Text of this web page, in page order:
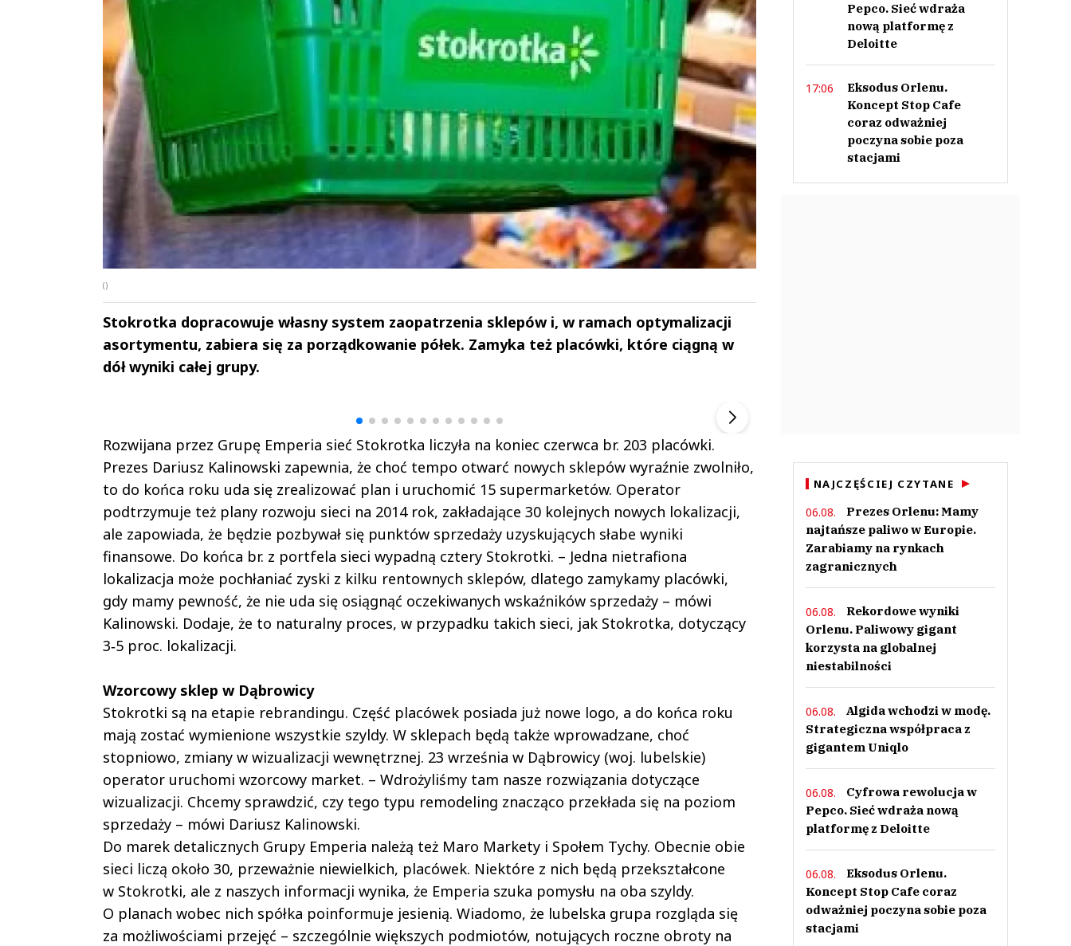
()
Stokrotka dopracowuje własny system zaopatrzenia sklepów i, w ramach optymalizacji
asortymentu, zabiera się za porządkowanie półek. Zamyka też placówki, które ciągną w
dół wyniki całej grupy.
Rozwijana przez Grupę Emperia sieć Stokrotka liczyła na koniec czerwca br. 203 placówki.
Prezes Dariusz Kalinowski zapewnia, że choć tempo otwarć nowych sklepów wyraźnie zwolniło,
to do końca roku uda się zrealizować plan i uruchomić 15 supermarketów. Operator
podtrzymuje też plany rozwoju sieci na 2014 rok, zakładające 30 kolejnych nowych lokalizacji,
ale zapowiada, że będzie pozbywał się punktów sprzedaży uzyskujących słabe wyniki
finansowe. Do końca br. z portfela sieci wypadną cztery Stokrotki. – Jedna nietrafiona
lokalizacja może pochłaniać zyski z kilku rentownych sklepów, dlatego zamykamy placówki,
gdy mamy pewność, że nie uda się osiągnąć oczekiwanych wskaźników sprzedaży – mówi
Kalinowski. Dodaje, że to naturalny proces, w przypadku takich sieci, jak Stokrotka, dotyczący
3­‑5 proc. lokalizacji.
Wzorcowy sklep w Dąbrowicy
Stokrotki są na etapie rebrandingu. Część placówek posiada już nowe logo, a do końca roku
mają zostać wymienione wszystkie szyldy. W sklepach będą także wprowadzane, choć
stopniowo, zmiany w wizualizacji wewnętrznej. 23 września w Dąbrowicy (woj. lubelskie)
operator uruchomi wzorcowy market. – Wdrożyliśmy tam nasze rozwiązania dotyczące
wizualizacji. Chcemy sprawdzić, czy tego typu remodeling znacząco przekłada się na poziom
sprzedaży – mówi Dariusz Kalinowski.
Do marek detalicznych Grupy Emperia należą też Maro Markety i Społem Tychy. Obecnie obie
sieci liczą około 30, przeważnie niewielkich, placówek. Niektóre z nich będą przekształcone
w Stokrotki, ale z naszych informacji wynika, że Emperia szuka pomysłu na oba szyldy.
O planach wobec nich spółka poinformuje jesienią. Wiadomo, że lubelska grupa rozgląda się
za możliwościami przejęć – szczególnie większych podmiotów, notujących roczne obroty na
Andrzej i Marta
Pepco. Sieć wdraża
nową platformę z
Deloitte
17:06
Eksodus Orlenu.
Koncept Stop Cafe
coraz odważniej
poczyna sobie poza
stacjami
NAJCZĘŚCIEJ CZYTANE
06.08.
Prezes Orlenu: Mamy
najtańsze paliwo w Europie.
Zarabiamy na rynkach
zagranicznych
06.08.
Rekordowe wyniki
Orlenu. Paliwowy gigant
korzysta na globalnej
niestabilności
06.08.
Algida wchodzi w modę.
Strategiczna współpraca z
gigantem Uniqlo
06.08.
Cyfrowa rewolucja w
Pepco. Sieć wdraża nową
platformę z Deloitte
06.08.
Eksodus Orlenu.
Koncept Stop Cafe coraz
odważniej poczyna sobie poza
stacjami